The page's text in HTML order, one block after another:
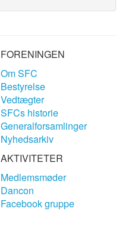
FORENINGEN
Om SFC
Bestyrelse
Vedtægter
SFCs historie
Generalforsamlinger
Nyhedsarkiv
AKTIVITETER
Medlemsmøder
Dancon
Facebook gruppe